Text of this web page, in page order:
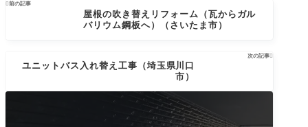
前の記事
屋根の吹き替えリフォーム（瓦からガル
バリウム鋼板へ）（さいたま市）
次の記事
ユニットバス入れ替え工事（埼玉県川口
市）